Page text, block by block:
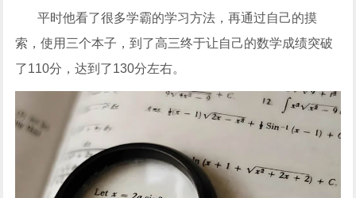
平时他看了很多学霸的学习方法，再通过自己的摸
索，使用三个本子，到了高三终于让自己的数学成绩突破
了110分，达到了130分左右。